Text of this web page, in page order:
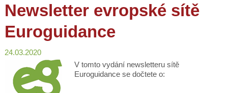
Newsletter evropské sítě
Euroguidance
24.03.2020
V tomto vydání newsletteru sítě
Euroguidance se dočtete o: